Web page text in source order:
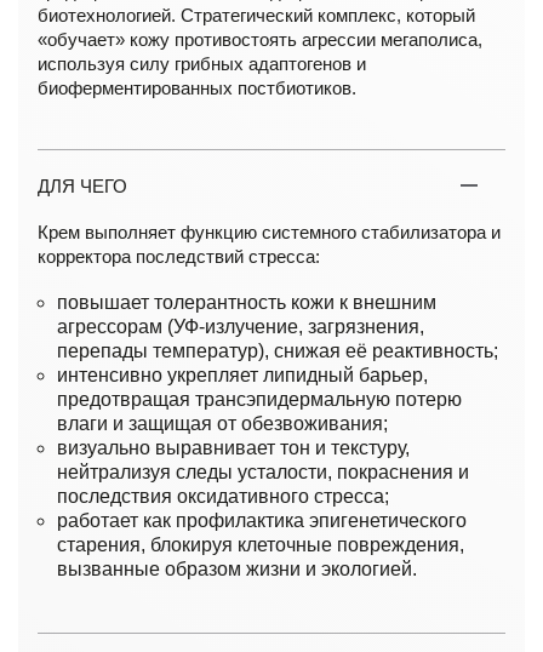
биотехнологией. Cтратегический комплекс, который
«обучает» кожу противостоять агрессии мегаполиса,
используя силу грибных адаптогенов и
биоферментированных постбиотиков.
ДЛЯ ЧЕГО
Крем выполняет функцию системного стабилизатора и
корректора последствий стресса:
повышает толерантность кожи к внешним
агрессорам (УФ-излучение, загрязнения,
перепады температур), снижая её реактивность;
интенсивно укрепляет липидный барьер,
предотвращая трансэпидермальную потерю
влаги и защищая от обезвоживания;
визуально выравнивает тон и текстуру,
нейтрализуя следы усталости, покраснения и
последствия оксидативного стресса;
работает как профилактика эпигенетического
старения, блокируя клеточные повреждения,
вызванные образом жизни и экологией.